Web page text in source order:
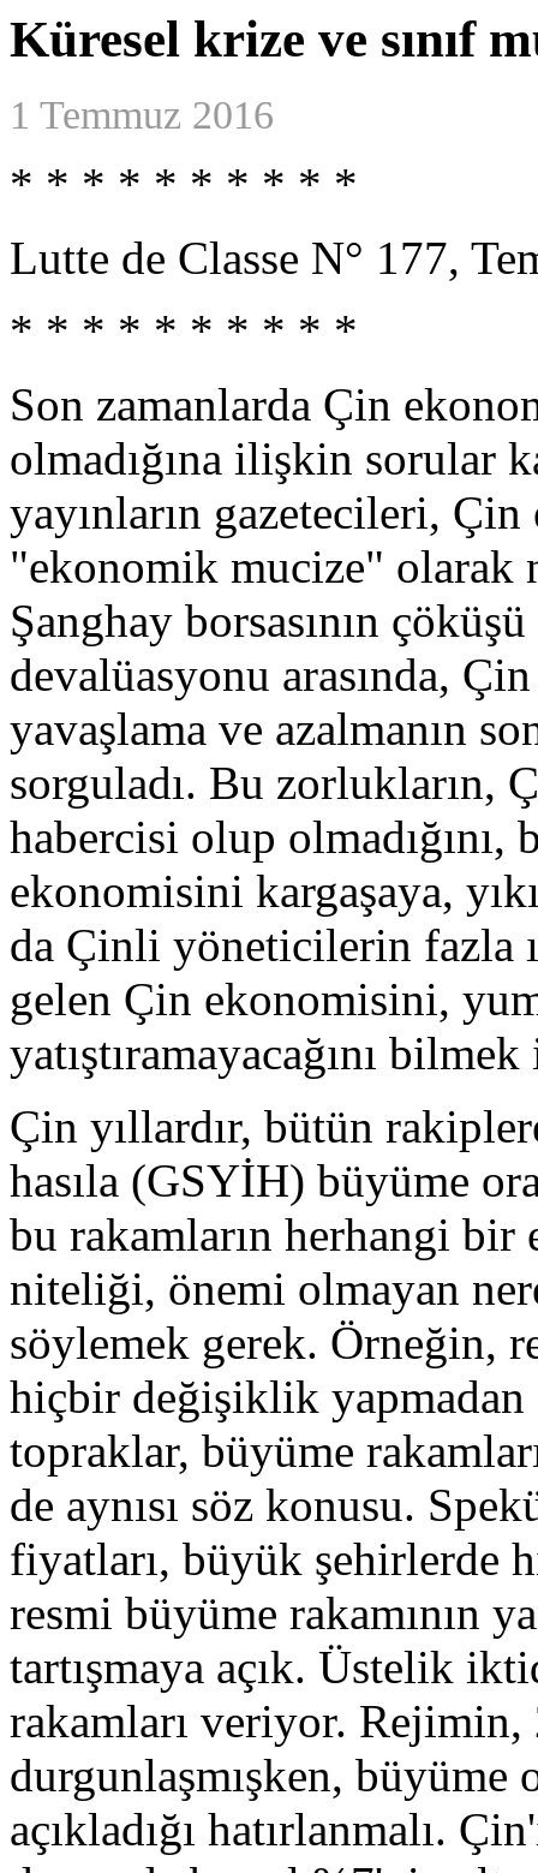
Küresel krize ve sınıf
1 Temmuz 2016
* * * * * * * * * *
Lutte de Classe N° 177,
* * * * * * * * * *
Son zamanlarda Çin
olmadığına ilişkin sorular
yayınların gazetecileri,
"ekonomik mucize"
Şanghay borsasının
devalüasyonu arasında,
yavaşlama ve azalmanın
sorguladı. Bu zorlukların,
habercisi olup olmadığını,
ekonomisini kargaşaya,
da Çinli yöneticilerin fazla
gelen Çin ekonomisini,
yatıştıramayacağını
Çin yıllardır, bütün
hasıla (GSYİH) büyüme
bu rakamların herhangi bir
niteliği, önemi olmayan
söylemek gerek. Örneğin,
hiçbir değişiklik yapmadan
topraklar, büyüme
de aynısı söz konusu.
fiyatları, büyük şehirlerde
resmi büyüme rakamının
tartışmaya açık. Üstelik
rakamları veriyor.
durgunlaşmışken, büyüme
açıkladığı hatırlanmalı.